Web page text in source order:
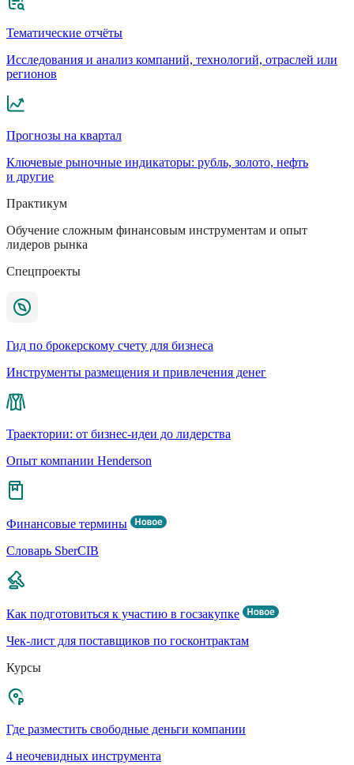
Тематические отчёты
Исследования и анализ компаний, технологий, отраслей или
регионов
Прогнозы на квартал
Ключевые рыночные индикаторы: рубль, золото, нефть
и другие
Практикум
Обучение сложным финансовым инструментам и опыт
лидеров рынка
Спецпроекты
Гид по брокерскому счету для бизнеса
Инструменты размещения и привлечения денег
Траектории: от бизнес-идеи до лидерства
Опыт компании Henderson
Финансовые термины
Словарь SberCIB
Как подготовиться к участию в госзакупке
Чек-лист для поставщиков по госконтрактам
Курсы
Где разместить свободные деньги компании
4 неочевидных инструмента